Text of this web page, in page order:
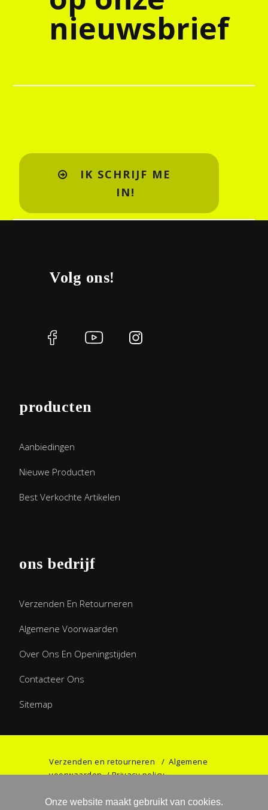
nieuwsbrief
IK SCHRIJF ME
IN!
Volg ons!
producten
Aanbiedingen
Nieuwe Producten
Best Verkochte Artikelen
ons bedrijf
Verzenden En Retourneren
Algemene Voorwaarden
Over Ons En Openingstijden
Contacteer Ons
Sitemap
Verzenden en retourneren /Algemene
voorwaarden/Privacy policy
Onze website maakt gebruikt van cookies.